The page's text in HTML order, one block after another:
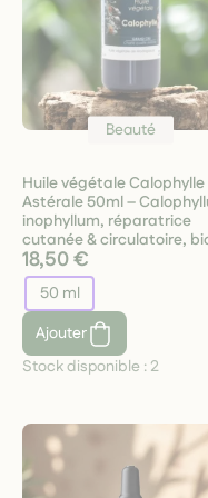
Prenez soin de votre
racontent une
passion.
Beauté
Huile végétale Calophylle
Astérale 50ml –
inophyllum, réparatrice
cutanée & circulatoire,
18,50 €
50 ml
Ajouter
Stock disponible : 2